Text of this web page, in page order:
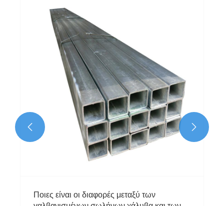
Ποιες είναι οι διαφορές μεταξύ των
 